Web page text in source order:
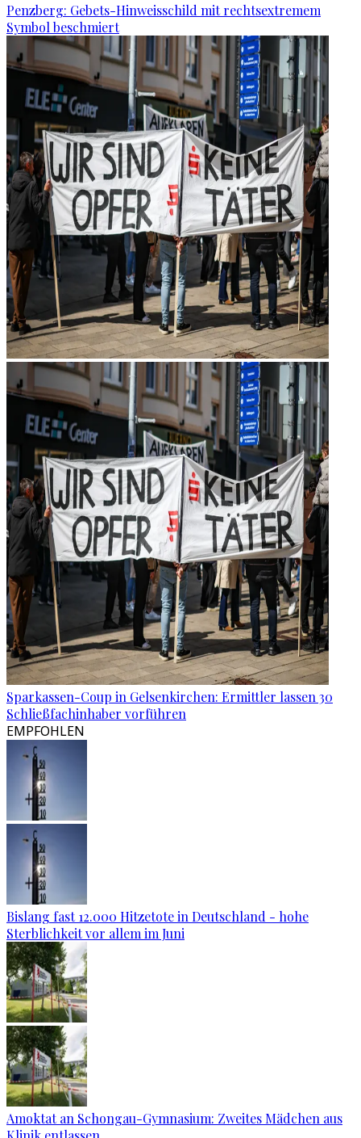
Penzberg: Gebets-Hinweisschild mit rechtsextremem
Symbol beschmiert
Sparkassen-Coup in Gelsenkirchen: Ermittler lassen 30
Schließfachinhaber vorführen
EMPFOHLEN
Bislang fast 12.000 Hitzetote in Deutschland - hohe
Sterblichkeit vor allem im Juni
Amoktat an Schongau-Gymnasium: Zweites Mädchen aus